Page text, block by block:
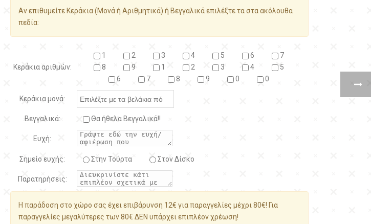
Αν επιθυμείτε Κεράκια (Μονά ή Αριθμητικά) ή Βεγγαλικά επιλέξτε τα στα ακόλουθα
πεδία:
Κεράκια αριθμών:
1 2 3 4 5 6
7
8
9 1 2 3 4
5
6
7 8 9 0 0
Κεράκια μονά:
Βεγγαλικά: Θα ήθελα Βεγγαλικά!!
Ευχή:
Σημείο ευχής: Στην Τούρτα Στον Δίσκο
Παρατηρήσεις:
Η παράδοση στο χώρο σας έχει επιβάρυνση 12€ για παραγγελίες μέχρι 80€! Για
παραγγελίες μεγαλύτερες των 80€ ΔΕΝ υπάρχει επιπλέον χρέωση!